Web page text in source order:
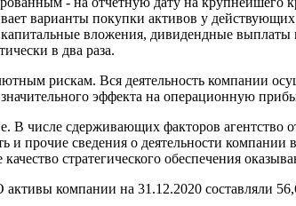
варианты покупки активов у
вложения, дивидендные
в два раза.
рискам. Вся деятельность компании
эффекта на операционную
В числе сдерживающих факторов агентство
прочие сведения о деятельности
стратегического обеспечения
компании на 31.12.2020 составляли